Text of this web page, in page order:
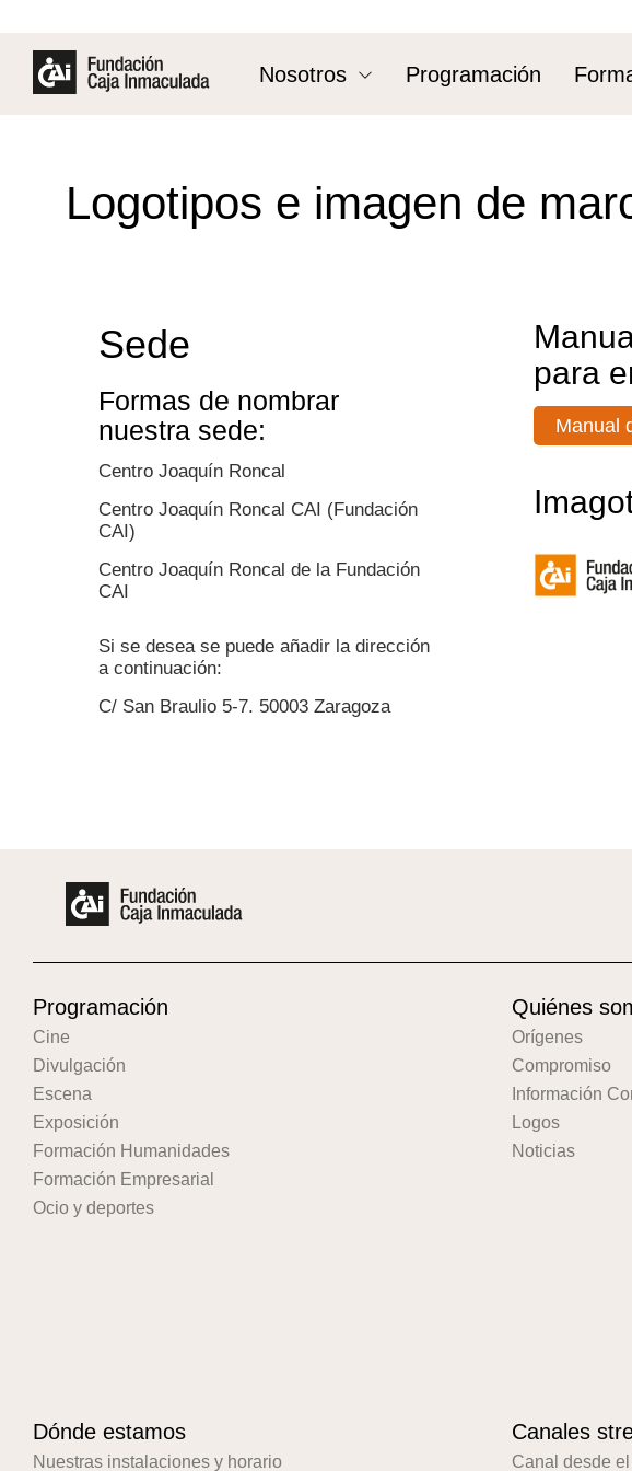
Nosotros Programación
Logotipos e imagen de
Sede
Formas de nombrar
nuestra sede:
Centro Joaquín Roncal
Centro Joaquín Roncal CAI (Fundación
CAI)
Centro Joaquín Roncal de la Fundación
CAI
Si se desea se puede añadir la dirección
a continuación:
C/ San Braulio 5-7. 50003 Zaragoza
para
Manual
Programación
Cine
Divulgación
Escena
Exposición
Formación Humanidades
Formación Empresarial
Ocio y deportes
Quiénes
Orígenes
Compromiso
Información
Logos
Noticias
Dónde estamos
Nuestras instalaciones y horario
Canales
Canal desde